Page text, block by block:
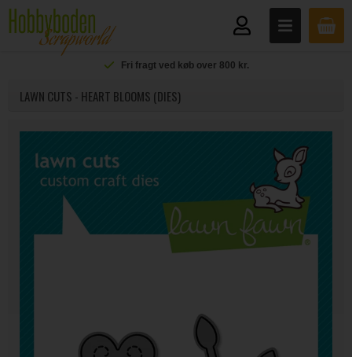
Fri fragt ved køb over 800 kr.
LAWN CUTS - HEART BLOOMS (DIES)